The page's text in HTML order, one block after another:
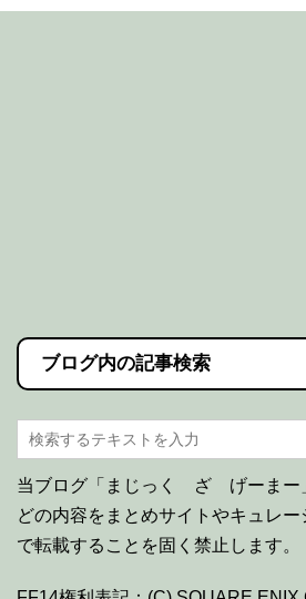
ブログ内の記事検索
当ブログ「まじっく ざ げーまー
どの内容をまとめサイトやキュレ
で転載することを固く禁止します。